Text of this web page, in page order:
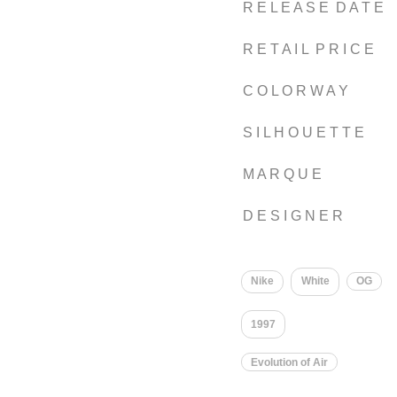
R E L E A S E D A T E
R E T A I L P R I C E
C O L O R W A Y
S I L H O U E T T E
M A R Q U E
D E S I G N E R
Nike White OG
1997
Evolution of Air